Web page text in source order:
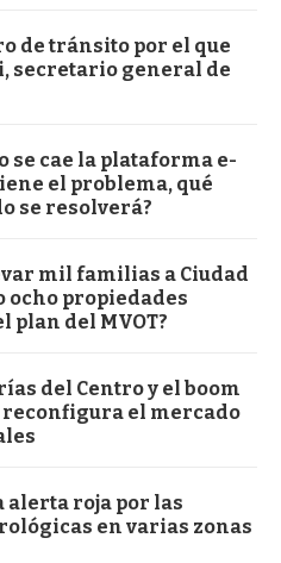
de tránsito por el que
secretario general de
se cae la plataforma e-
el problema, qué
se resolverá?
mil familias a Ciudad
ocho propiedades
plan del MVOT?
del Centro y el boom
reconfigura el mercado
alerta roja por las
en varias zonas